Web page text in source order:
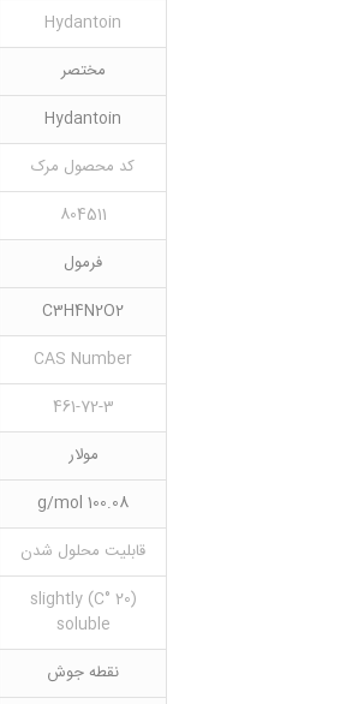
Hydantoin
مختصر
Hydantoin
کد محصول مرک
804511
فرمول
C3H4N2O2
CAS Number
461-72-3
مولار
100.08 g/mol
قابلیت محلول شدن
(20 °C) slightly
soluble
نقطه جوش